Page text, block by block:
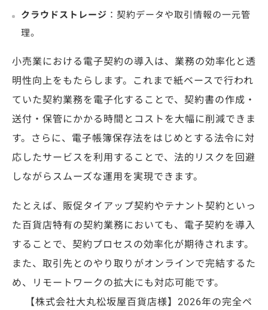
クラウドストレージ ：契約データや取引情報の一元管
理。
小売業における電子契約の導入は、業務の効率化と透
明性向上をもたらします。これまで紙ベースで行われ
ていた契約業務を電子化することで、契約書の作成・
送付・保管にかかる時間とコストを大幅に削減できま
す。さらに、電子帳簿保存法をはじめとする法令に対
応したサービスを利用することで、法的リスクを回避
しながらスムーズな運用を実現できます。
たとえば、販促タイアップ契約やテナント契約といっ
た百貨店特有の契約業務においても、電子契約を導入
することで、契約プロセスの効率化が期待されます。
また、取引先とのやり取りがオンラインで完結するた
め、リモートワークの拡大にも対応可能です。
【株式会社大丸松坂屋百貨店様】2026年の完全ペ